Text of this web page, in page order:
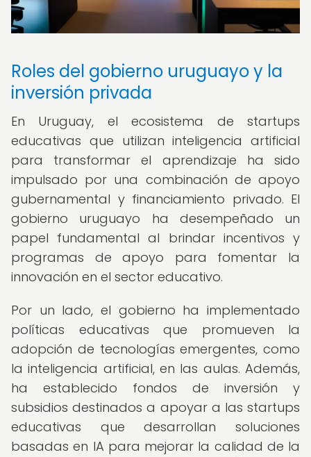
Roles del gobierno uruguayo y la
inversión privada
En Uruguay, el ecosistema de startups
educativas que utilizan inteligencia artificial
para transformar el aprendizaje ha sido
impulsado por una combinación de apoyo
gubernamental y financiamiento privado. El
gobierno uruguayo ha desempeñado un
papel fundamental al brindar incentivos y
programas de apoyo para fomentar la
innovación en el sector educativo.
Por un lado, el gobierno ha implementado
políticas educativas que promueven la
adopción de tecnologías emergentes, como
la inteligencia artificial, en las aulas. Además,
ha establecido fondos de inversión y
subsidios destinados a apoyar a las startups
educativas que desarrollan soluciones
basadas en IA para mejorar la calidad de la